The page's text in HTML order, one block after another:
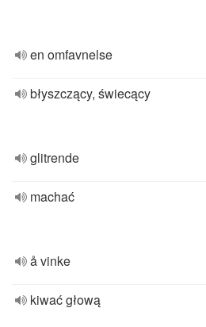
en omfavnelse
błyszczący, świecący
glitrende
machać
å vinke
kiwać głową